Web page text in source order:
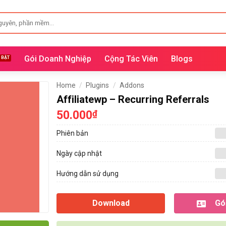
Gói Doanh Nghiệp Cộng Tác Viên Blogs
Home / Plugins / Addons
Affiliatewp – Recurring Referrals
50.000₫
Phiên bản
Ngày cập nhật
Hướng dẫn sử dụng
Download